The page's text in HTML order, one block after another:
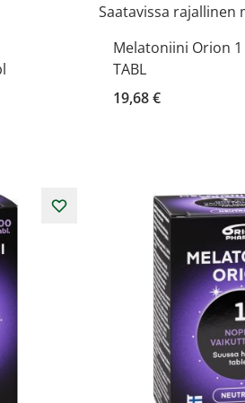
Saatavissa rajallinen
Melatoniini Orion
TABL
19,68 €